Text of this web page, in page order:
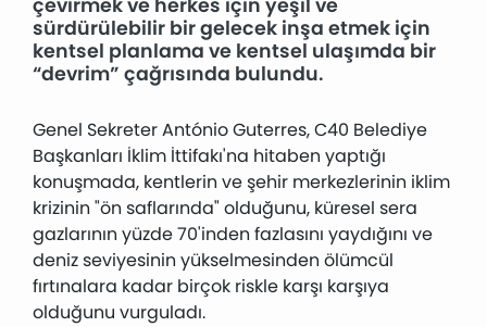
çevirmek ve herkes için yeşil ve
sürdürülebilir bir gelecek inşa etmek için
kentsel planlama ve kentsel ulaşımda bir
“devrim” çağrısında bulundu.
Genel Sekreter António Guterres, C40 Belediye
Başkanları İklim İttifakı'na hitaben yaptığı
konuşmada, kentlerin ve şehir merkezlerinin iklim
krizinin "ön saflarında" olduğunu, küresel sera
gazlarının yüzde 70'inden fazlasını yaydığını ve
deniz seviyesinin yükselmesinden ölümcül
fırtınalara kadar birçok riskle karşı karşıya
olduğunu vurguladı.